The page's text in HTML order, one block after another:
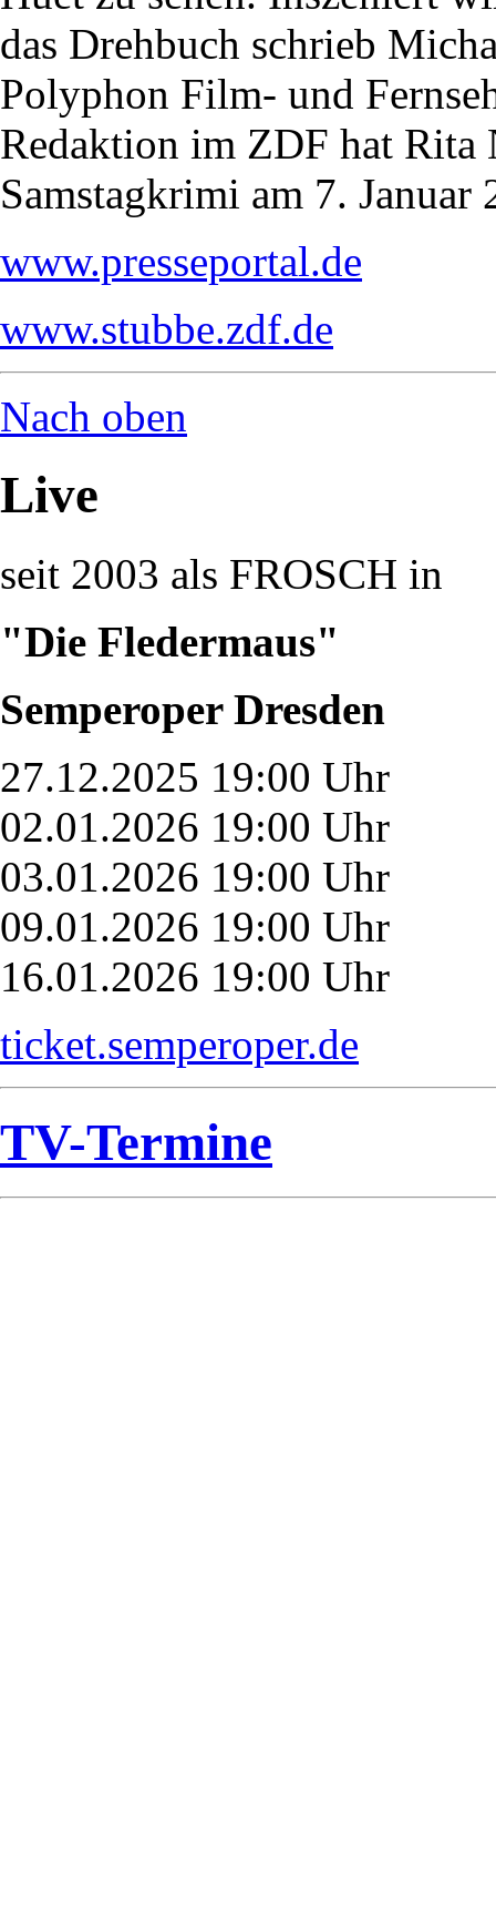
das Drehbuch schrieb
Polyphon Film- und
Redaktion im ZDF hat Rita
Samstagkrimi am 7. Januar
www.presseportal.de
www.stubbe.zdf.de
Nach oben
Live
seit 2003 als FROSCH in
"Die Fledermaus"
Semperoper Dresden
27.12.2025 19:00 Uhr
02.01.2026 19:00 Uhr
03.01.2026 19:00 Uhr
09.01.2026 19:00 Uhr
16.01.2026 19:00 Uhr
ticket.semperoper.de
TV-Termine